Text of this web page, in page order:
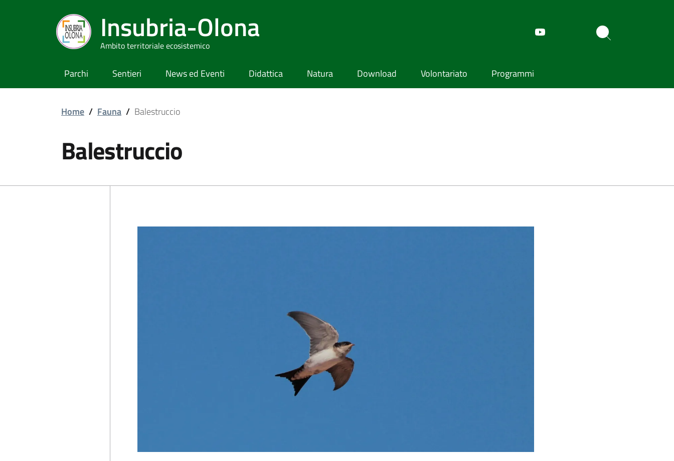
Insubria-Olona
Ambito territoriale ecosistemico
Parchi Sentieri News ed Eventi Didattica Natura Download Volontariato Programmi
Home / Fauna / Balestruccio
Balestruccio